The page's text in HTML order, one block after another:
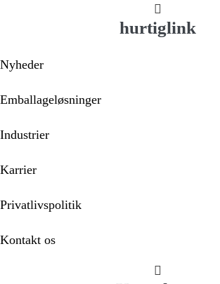
hurtiglink
Nyheder
Emballageløsninger
Industrier
Karrier
Privatlivspolitik
Kontakt os